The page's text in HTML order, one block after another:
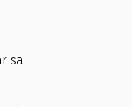
sa